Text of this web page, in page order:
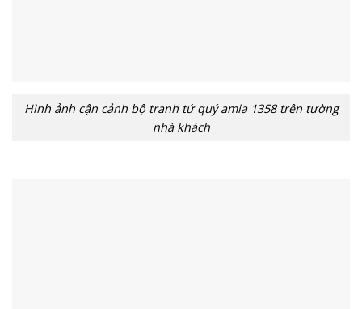
Hình ảnh cận cảnh bộ tranh tứ quý amia 1358 trên tường
nhà khách